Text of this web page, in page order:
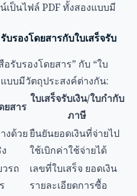
ป็นไฟล์ PDF ทั้งสองแบบมี
รองโดยสารกับใบเสร็จรับ
รับรองโดยสาร” กับ “ใบ
แบบมีวัตถุประสงค์ต่างกัน:
ยสาร
ใบเสร็จรับเงิน/ใบกำกับ
ภาษี
งด้วยยืนยันยอดเงินที่จ่ายไป
ใช้เบิกค่าใช้จ่ายได้
รถ
เลขที่ใบเสร็จ ยอดเงิน
รายละเอียดการซื้อ